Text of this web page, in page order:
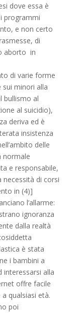
dove essa è
programmi
e non certo
di
aborto in
di varie forme
sui minori alla
bullismo al
al suicidio),
deriva ed è
insistenza
delle
normale
e responsabile,
necessità di corsi
in (4)]
l’allarme:
ignoranza
dalla realtà
è stata
i bambini a
interessarsi alla
offre facile
qualsiasi età.
poi